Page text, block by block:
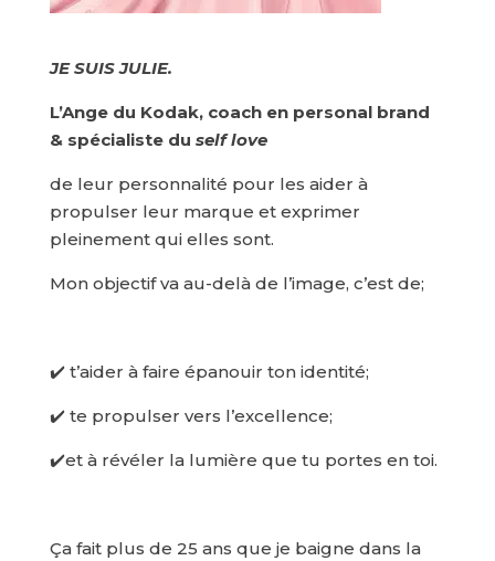
JE SUIS JULIE.
L’Ange du Kodak, coach en personal brand
& spécialiste du self love
de leur personnalité pour les aider à
propulser leur marque et exprimer
pleinement qui elles sont.
Mon objectif va au-delà de l’image, c’est de;
✔️ t’aider à faire épanouir ton identité;
✔️ te propulser vers l’excellence;
✔️et à révéler la lumière que tu portes en toi.
Ça fait plus de 25 ans que je baigne dans la